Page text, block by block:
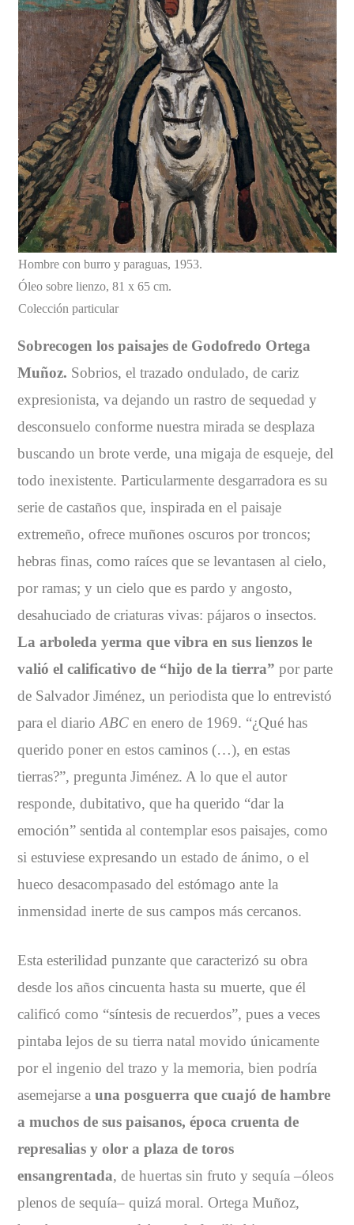
Hombre con burro y paraguas, 1953.
Óleo sobre lienzo, 81 x 65 cm.
Colección particular
Sobrecogen los paisajes de Godofredo Ortega
Muñoz. Sobrios, el trazado ondulado, de cariz
expresionista, va dejando un rastro de sequedad y
desconsuelo conforme nuestra mirada se desplaza
buscando un brote verde, una migaja de esqueje, del
todo inexistente. Particularmente desgarradora es su
serie de castaños que, inspirada en el paisaje
extremeño, ofrece muñones oscuros por troncos;
hebras finas, como raíces que se levantasen al cielo,
por ramas; y un cielo que es pardo y angosto,
desahuciado de criaturas vivas: pájaros o insectos.
La arboleda yerma que vibra en sus lienzos le
valió el calificativo de “hijo de la tierra” por parte
de Salvador Jiménez, un periodista que lo entrevistó
para el diarioABC en enero de 1969. “¿Qué has
querido poner en estos caminos (…), en estas
tierras?”, pregunta Jiménez. A lo que el autor
responde, dubitativo, que ha querido “dar la
emoción” sentida al contemplar esos paisajes, como
si estuviese expresando un estado de ánimo, o el
hueco desacompasado del estómago ante la
inmensidad inerte de sus campos más cercanos.
Esta esterilidad punzante que caracterizó su obra
desde los años cincuenta hasta su muerte, que él
calificó como “síntesis de recuerdos”, pues a veces
pintaba lejos de su tierra natal movido únicamente
por el ingenio del trazo y la memoria, bien podría
asemejarse auna posguerra que cuajó de hambre
a muchos de sus paisanos, época cruenta de
represalias y olor a plaza de toros
ensangrentada, de huertas sin fruto y sequía –óleos
plenos de sequía– quizá moral. Ortega Muñoz,